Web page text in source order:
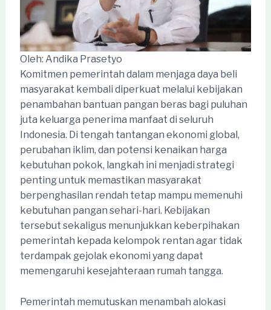
Oleh: Andika Prasetyo
Komitmen pemerintah dalam menjaga daya beli
masyarakat kembali diperkuat melalui kebijakan
penambahan bantuan pangan beras bagi puluhan
juta keluarga penerima manfaat di seluruh
Indonesia. Di tengah tantangan ekonomi global,
perubahan iklim, dan potensi kenaikan harga
kebutuhan pokok, langkah ini menjadi strategi
penting untuk memastikan masyarakat
berpenghasilan rendah tetap mampu memenuhi
kebutuhan pangan sehari-hari. Kebijakan
tersebut sekaligus menunjukkan keberpihakan
pemerintah kepada kelompok rentan agar tidak
terdampak gejolak ekonomi yang dapat
memengaruhi kesejahteraan rumah tangga.
Pemerintah memutuskan menambah alokasi